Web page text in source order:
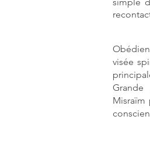
visée